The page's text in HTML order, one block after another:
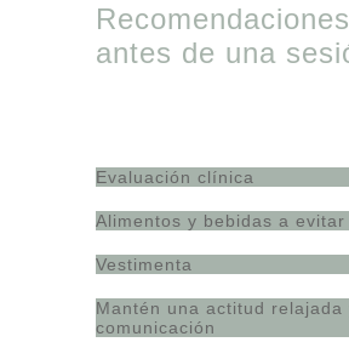
antes de una
Evaluación clínica
Alimentos y bebidas a evitar
Vestimenta
Mantén una actitud relajada
comunicación